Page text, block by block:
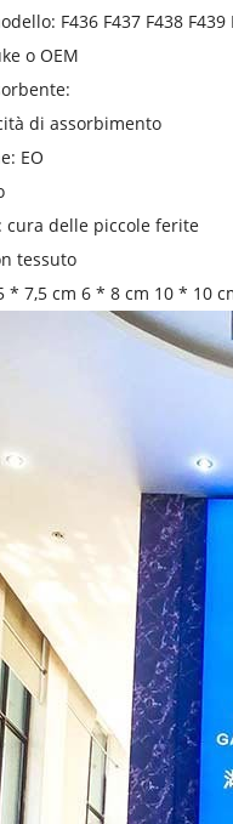
F436 F437 F438 F439
o OEM
di assorbimento
EO
cura delle piccole ferite
tessuto
* 7,5 cm 6 * 8 cm 10 * 10